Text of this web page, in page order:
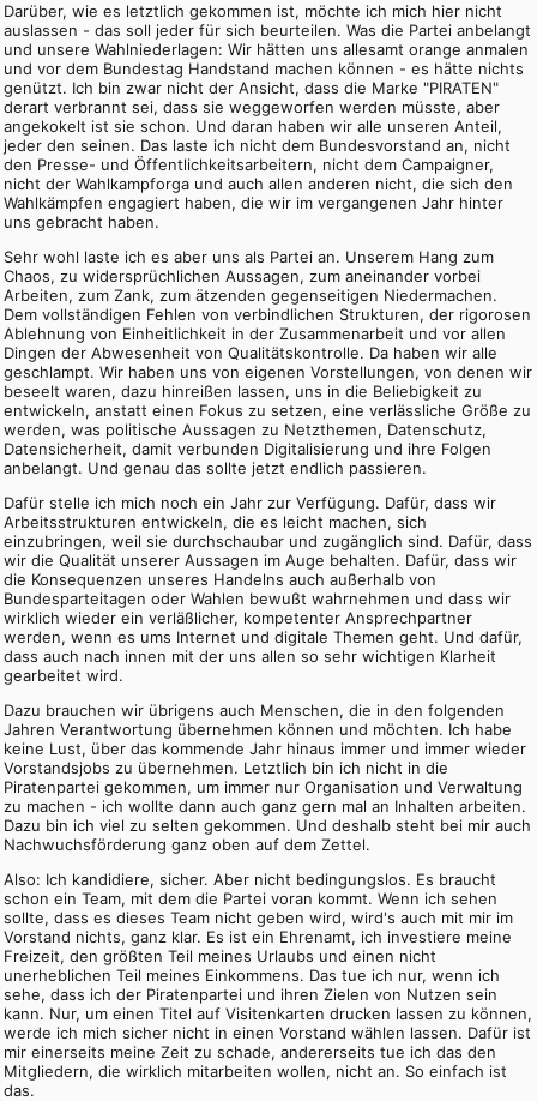
Darüber, wie es letztlich gekommen ist, möchte ich mich hier nicht
auslassen - das soll jeder für sich beurteilen. Was die Partei anbelangt
und unsere Wahlniederlagen: Wir hätten uns allesamt orange anmalen
und vor dem Bundestag Handstand machen können - es hätte nichts
genützt. Ich bin zwar nicht der Ansicht, dass die Marke "PIRATEN"
derart verbrannt sei, dass sie weggeworfen werden müsste, aber
angekokelt ist sie schon. Und daran haben wir alle unseren Anteil,
jeder den seinen. Das laste ich nicht dem Bundesvorstand an, nicht
den Presse- und Öffentlichkeitsarbeitern, nicht dem Campaigner,
nicht der Wahlkampforga und auch allen anderen nicht, die sich den
Wahlkämpfen engagiert haben, die wir im vergangenen Jahr hinter
uns gebracht haben.
Sehr wohl laste ich es aber uns als Partei an. Unserem Hang zum
Chaos, zu widersprüchlichen Aussagen, zum aneinander vorbei
Arbeiten, zum Zank, zum ätzenden gegenseitigen Niedermachen.
Dem vollständigen Fehlen von verbindlichen Strukturen, der rigorosen
Ablehnung von Einheitlichkeit in der Zusammenarbeit und vor allen
Dingen der Abwesenheit von Qualitätskontrolle. Da haben wir alle
geschlampt. Wir haben uns von eigenen Vorstellungen, von denen wir
beseelt waren, dazu hinreißen lassen, uns in die Beliebigkeit zu
entwickeln, anstatt einen Fokus zu setzen, eine verlässliche Größe zu
werden, was politische Aussagen zu Netzthemen, Datenschutz,
Datensicherheit, damit verbunden Digitalisierung und ihre Folgen
anbelangt. Und genau das sollte jetzt endlich passieren.
Dafür stelle ich mich noch ein Jahr zur Verfügung. Dafür, dass wir
Arbeitsstrukturen entwickeln, die es leicht machen, sich
einzubringen, weil sie durchschaubar und zugänglich sind. Dafür, dass
wir die Qualität unserer Aussagen im Auge behalten. Dafür, dass wir
die Konsequenzen unseres Handelns auch außerhalb von
Bundesparteitagen oder Wahlen bewußt wahrnehmen und dass wir
wirklich wieder ein verläßlicher, kompetenter Ansprechpartner
werden, wenn es ums Internet und digitale Themen geht. Und dafür,
dass auch nach innen mit der uns allen so sehr wichtigen Klarheit
gearbeitet wird.
Dazu brauchen wir übrigens auch Menschen, die in den folgenden
Jahren Verantwortung übernehmen können und möchten. Ich habe
keine Lust, über das kommende Jahr hinaus immer und immer wieder
Vorstandsjobs zu übernehmen. Letztlich bin ich nicht in die
Piratenpartei gekommen, um immer nur Organisation und Verwaltung
zu machen - ich wollte dann auch ganz gern mal an Inhalten arbeiten.
Dazu bin ich viel zu selten gekommen. Und deshalb steht bei mir auch
Nachwuchsförderung ganz oben auf dem Zettel.
Also: Ich kandidiere, sicher. Aber nicht bedingungslos. Es braucht
schon ein Team, mit dem die Partei voran kommt. Wenn ich sehen
sollte, dass es dieses Team nicht geben wird, wird's auch mit mir im
Vorstand nichts, ganz klar. Es ist ein Ehrenamt, ich investiere meine
Freizeit, den größten Teil meines Urlaubs und einen nicht
unerheblichen Teil meines Einkommens. Das tue ich nur, wenn ich
sehe, dass ich der Piratenpartei und ihren Zielen von Nutzen sein
kann. Nur, um einen Titel auf Visitenkarten drucken lassen zu können,
werde ich mich sicher nicht in einen Vorstand wählen lassen. Dafür ist
mir einerseits meine Zeit zu schade, andererseits tue ich das den
Mitgliedern, die wirklich mitarbeiten wollen, nicht an. So einfach ist
das.